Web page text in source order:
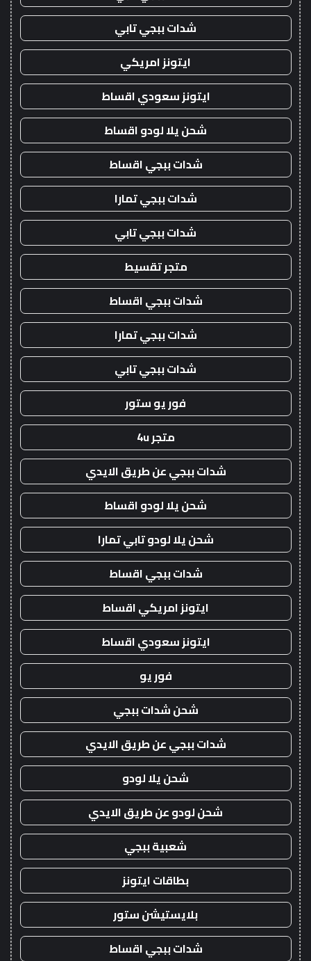
شدات ببجي تابي
ايتونز امريكي
ايتونز سعودي اقساط
شحن يلا لودو اقساط
شدات ببجي اقساط
شدات ببجي تمارا
شدات ببجي تابي
متجر تقسيط
شدات ببجي اقساط
شدات ببجي تمارا
شدات ببجي تابي
فور يو ستور
متجر 4u
شدات ببجي عن طريق الايدي
شحن يلا لودو اقساط
شحن يلا لودو تابي تمارا
شدات ببجي اقساط
ايتونز امريكي اقساط
ايتونز سعودي اقساط
فور يو
شحن شدات ببجي
شدات ببجي عن طريق الايدي
شحن يلا لودو
شحن لودو عن طريق الايدي
شعبية ببجي
بطاقات ايتونز
بلايستيشن ستور
شدات ببجي اقساط